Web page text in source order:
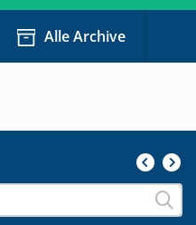
Alle Archive
bis 1801]
[Taufbuch bis